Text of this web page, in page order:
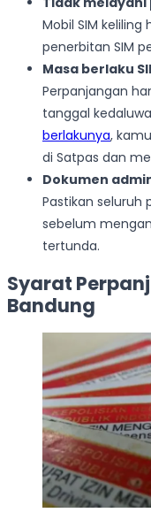
Mobil SIM
penerbitan SIM
Masa berlaku
Perpanjangan
tanggal
berlakunya,
di Satpas dan
Dokumen
Pastikan seluruh
sebelum
tertunda.
Syarat
Bandung